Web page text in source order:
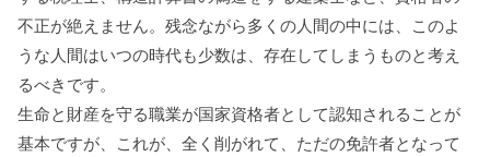
不正が絶えません。残念ながら多くの人間の中には、このよ
うな人間はいつの時代も少数は、存在してしまうものと考え
るべきです。
生命と財産を守る職業が国家資格者として認知されることが
基本ですが、これが、全く削がれて、ただの免許者となって